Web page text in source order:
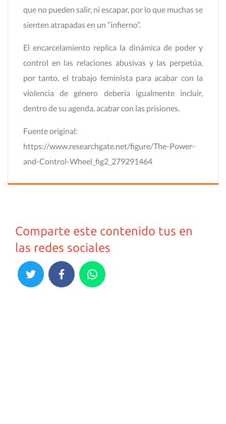
que no pueden salir, ni escapar, por lo que muchas se
sienten atrapadas en un “infierno”.
El encarcelamiento replica la dinámica de poder y
control en las relaciones abusivas y las perpetúa,
por tanto, el trabajo feminista para acabar con la
violencia de género debería igualmente incluir,
dentro de su agenda, acabar con las prisiones.
Fuente original:
https://www.researchgate.net/figure/The-Power-
and-Control-Wheel_fig2_279291464
Comparte este contenido tus en
las redes sociales